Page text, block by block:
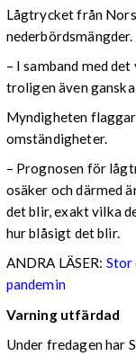
Lågtrycket från
nederbördsmängder.
– I samband med
troligen även
Myndigheten
omständigheter.
– Prognosen för
osäker och därmed
det blir, exakt vilka
hur blåsigt det blir.
ANDRA LÄSER: Stor
pandemin
Varning utfärdad
Under fredagen har